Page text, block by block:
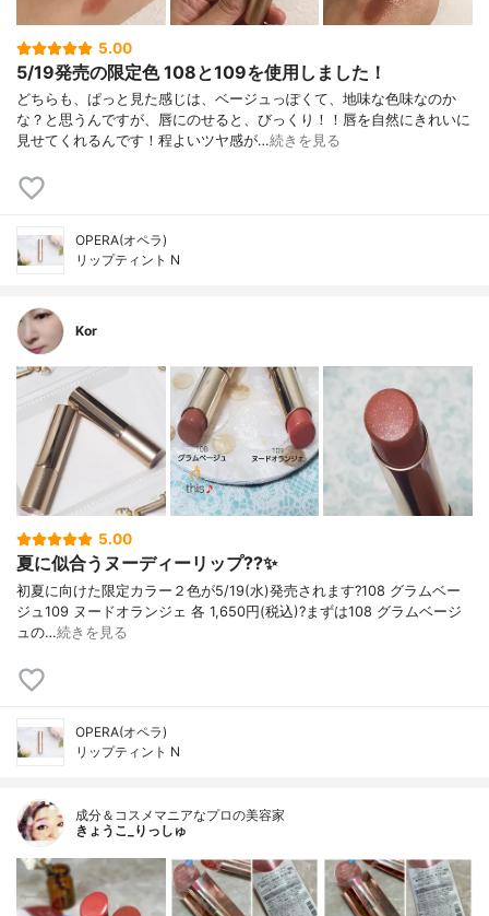
5.00
5/19発売の限定色 108と109を使用しました！
どちらも、ぱっと見た感じは、ベージュっぽくて、地味な色味なのか
な？と思うんですが、唇にのせると、びっくり！！唇を自然にきれいに
見せてくれるんです！程よいツヤ感が…続きを見る
OPERA(オペラ)
リップティント N
Kor
5.00
夏に似合うヌーディーリップ??✨
初夏に向けた限定カラー２色が5/19(水)発売されます?108 グラムベー
ジュ109 ヌードオランジェ 各 1,650円(税込)?まずは108 グラムベージ
ュの…続きを見る
OPERA(オペラ)
リップティント N
成分＆コスメマニアなプロの美容家
きょうこ_りっしゅ